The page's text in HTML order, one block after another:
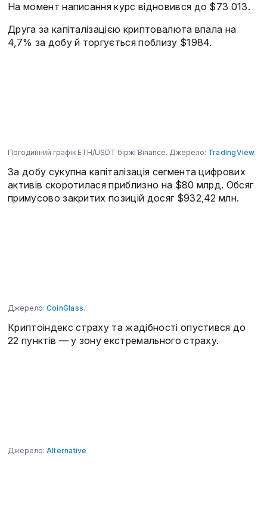
На момент написання курс відновився до $73 013.
Друга за капіталізацією криптовалюта впала на
4,7% за добу й торгується поблизу $1984.
Погодинний графік ETH/USDT біржі Binance. Джерело: TradingView.
За добу сукупна капіталізація сегмента цифрових
активів скоротилася приблизно на $80 млрд. Обсяг
примусово закритих позицій досяг $932,42 млн.
Джерело: CoinGlass.
Криптоіндекс страху та жадібності опустився до
22 пунктів — у зону екстремального страху.
Джерело: Alternative